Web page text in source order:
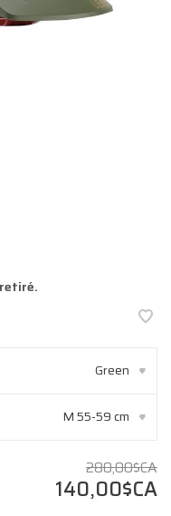
Green ▾
M 55-59 cm ▾
280,00$CA
140,00$CA